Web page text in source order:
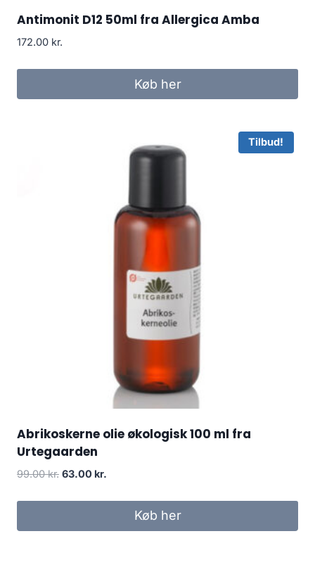
Antimonit D12 50ml fra Allergica Amba
172.00 kr.
Køb her
Tilbud!
Abrikoskerne olie økologisk 100 ml fra
Urtegaarden
99.00kr. Den
63.00 kr.
Køb her